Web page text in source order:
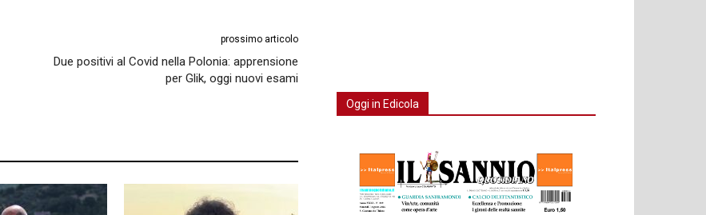
prossimo articolo
Due positivi al Covid nella Polonia: apprensione
per Glik, oggi nuovi esami
Oggi in Edicola